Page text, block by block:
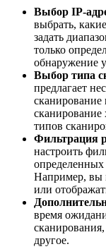
Выбор IP-
выбрать,
задать
только
обнаружение
Выбор типа
предлагает
сканирование
типов
Фильтрация
настроить
определенных
Например, вы
или
время
другое.